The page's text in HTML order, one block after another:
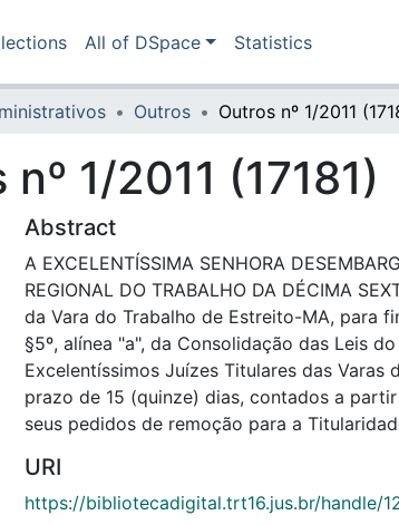
All of DSpace Statistics
Outros Outros nº 1/2011
1/2011 (17181)
Abstract
A EXCELENTÍSSIMA SENHORA
REGIONAL DO TRABALHO DA DÉCIMA
da Vara do Trabalho de Estreito-MA, para
§5º, alínea "a", da Consolidação das Leis
Excelentíssimos Juízes Titulares das Varas
prazo de 15 (quinze) dias, contados a
seus pedidos de remoção para a
URI
https://bibliotecadigital.trt16.jus.br/handle/